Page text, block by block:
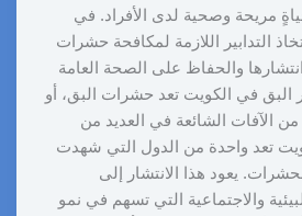
مريحة وصحية لدى الأفراد. في
التدابير اللازمة لمكافحة حشرات
والحفاظ على الصحة العامة
البق في الكويت تعد حشرات البق، أو
الآفات الشائعة في العديد من
تعد واحدة من الدول التي شهدت
يعود هذا الانتشار إلى
والاجتماعية التي تسهم في نمو